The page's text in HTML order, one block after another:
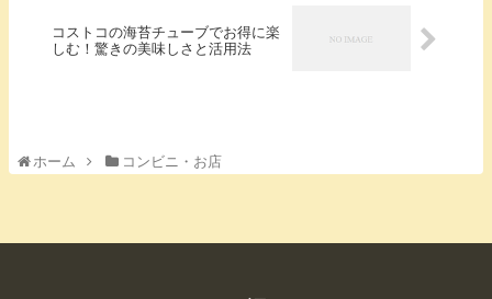
コストコの海苔チューブでお得に楽
しむ！驚きの美味しさと活用法
ホーム コンビニ・お店